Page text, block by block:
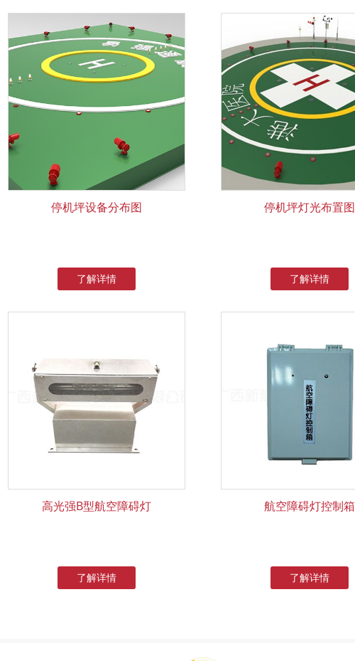
停机坪设备分布图
了解详情
停机坪灯光布置图
了解详情
高光强B型航空障碍灯
了解详情
航空障碍灯控制箱
了解详情